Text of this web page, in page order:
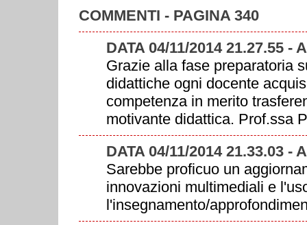
COMMENTI - PAGINA 340
DATA 04/11/2014 21.27.55 -
Grazie alla fase preparatoria
didattiche ogni docente
competenza in merito
motivante didattica. Prof.ssa
DATA 04/11/2014 21.33.03 -
Sarebbe proficuo un
innovazioni multimediali e
l'insegnamento/